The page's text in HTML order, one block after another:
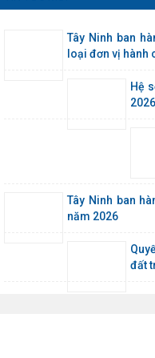
Tây Ninh ban
loại đơn vị hành
Hệ
Tây Ninh ban
năm 2026
đất